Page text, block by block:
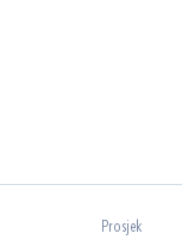
Prosjek